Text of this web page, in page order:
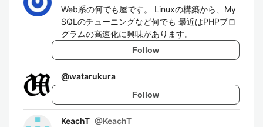
Web系の何でも屋です。 Linuxの構築から、My
SQLのチューニングなど何でも 最近はPHPプロ
グラムの高速化に興味があります。
Follow
@watarukura
Follow
KeachT @KeachT